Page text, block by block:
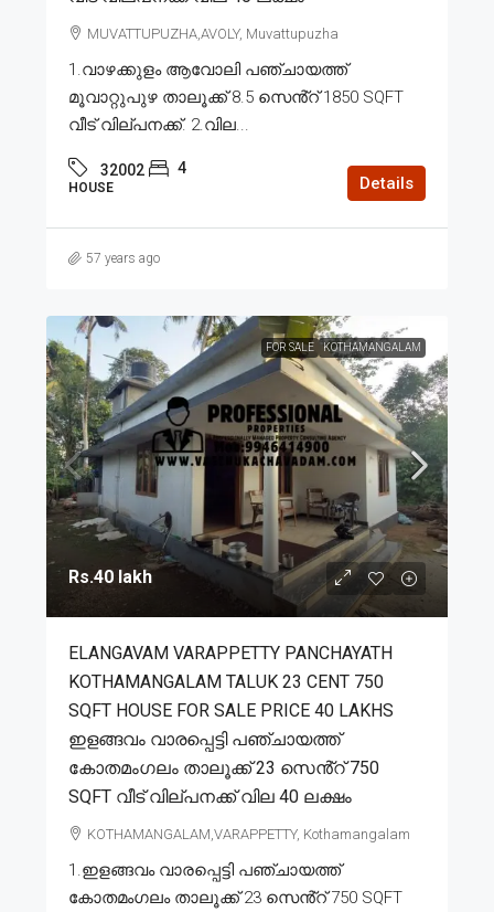
MUVATTUPUZHA,AVOLY, Muvattupuzha
1.വാഴക്കുളം ആവോലി പഞ്ചായത്ത്
മൂവാറ്റുപുഴ താലൂക്ക് 8.5 സെൻ്റ് 1850 SQFT
വീട് വില്പനക്ക്. 2.വില...
32002 4
HOUSE Details
57 years ago
FOR SALE KOTHAMANGALAM
Rs.40 lakh
ELANGAVAM VARAPPETTY PANCHAYATH
KOTHAMANGALAM TALUK 23 CENT 750
SQFT HOUSE FOR SALE PRICE 40 LAKHS
ഇളങ്ങവം വാരപ്പെട്ടി പഞ്ചായത്ത്
കോതമംഗലം താലൂക്ക് 23 സെൻ്റ് 750
SQFT വീട് വില്പനക്ക് വില 40 ലക്ഷം
KOTHAMANGALAM,VARAPPETTY, Kothamangalam
1.ഇളങ്ങവം വാരപ്പെട്ടി പഞ്ചായത്ത്
കോതമംഗലം താലൂക്ക് 23 സെൻ്റ് 750 SQFT